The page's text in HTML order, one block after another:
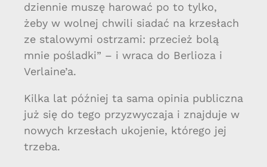
dziennie muszę harować po to tylko,
żeby w wolnej chwili siadać na krzesłach
ze stalowymi ostrzami: przecież bolą
mnie pośladki” – i wraca do Berlioza i
Verlaine’a.
Kilka lat później ta sama opinia publiczna
już się do tego przyzwyczaja i znajduje w
nowych krzesłach ukojenie, którego jej
trzeba.